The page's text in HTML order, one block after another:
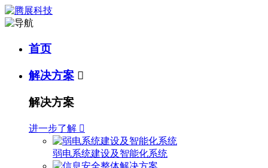
首页
解决方案 
解决方案
进一步了解 
弱电系统建设及智能化系统